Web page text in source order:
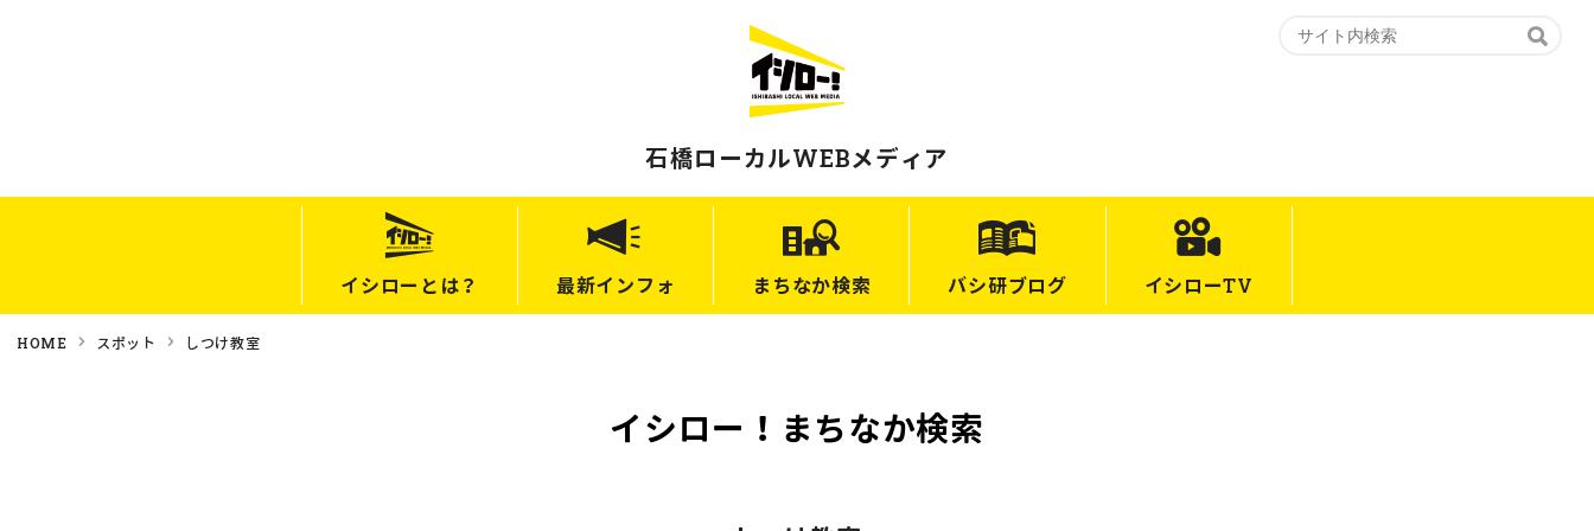
石橋ローカルWEBメディア
イシローとは？ 最新インフォ まちなか検索 バシ研ブログ イシローTV
HOME スポット しつけ教室
イシロー！まちなか検索